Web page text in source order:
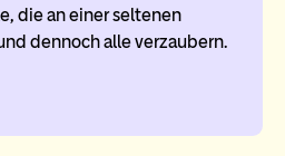
die an einer seltenen
dennoch alle verzaubern.